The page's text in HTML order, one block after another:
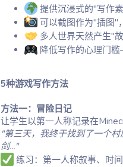
提供沉浸式的"写作
可以截图作为"插图"
多人世界天然产生"
降低写作的心理门
5种游戏写作方法
方法一：冒险日记
让学生以第一人称记录在
"第三天，我终于找到了一个
剑..."
练习：第一人称叙事、时